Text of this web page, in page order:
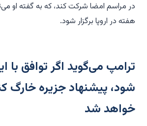
در مراسم امضا شرکت کند، که به گفته او
هفته در اروپا برگزار شود.
ترامپ می‌گوید اگر توافق با
شود، پیشنهاد جزیره خارگ
خواهد شد